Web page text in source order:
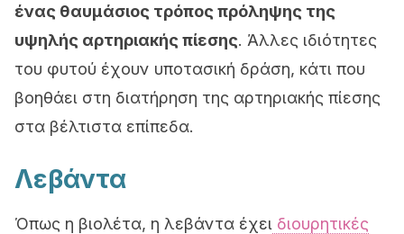
ένας θαυμάσιος τρόπος πρόληψης της
υψηλής αρτηριακής πίεσης. Άλλες ιδιότητες
του φυτού έχουν υποτασική δράση, κάτι που
βοηθάει στη διατήρηση της αρτηριακής πίεσης
στα βέλτιστα επίπεδα.
Λεβάντα
Όπως η βιολέτα, η λεβάντα έχει διουρητικές